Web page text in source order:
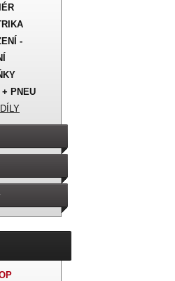
-
+ PNEU